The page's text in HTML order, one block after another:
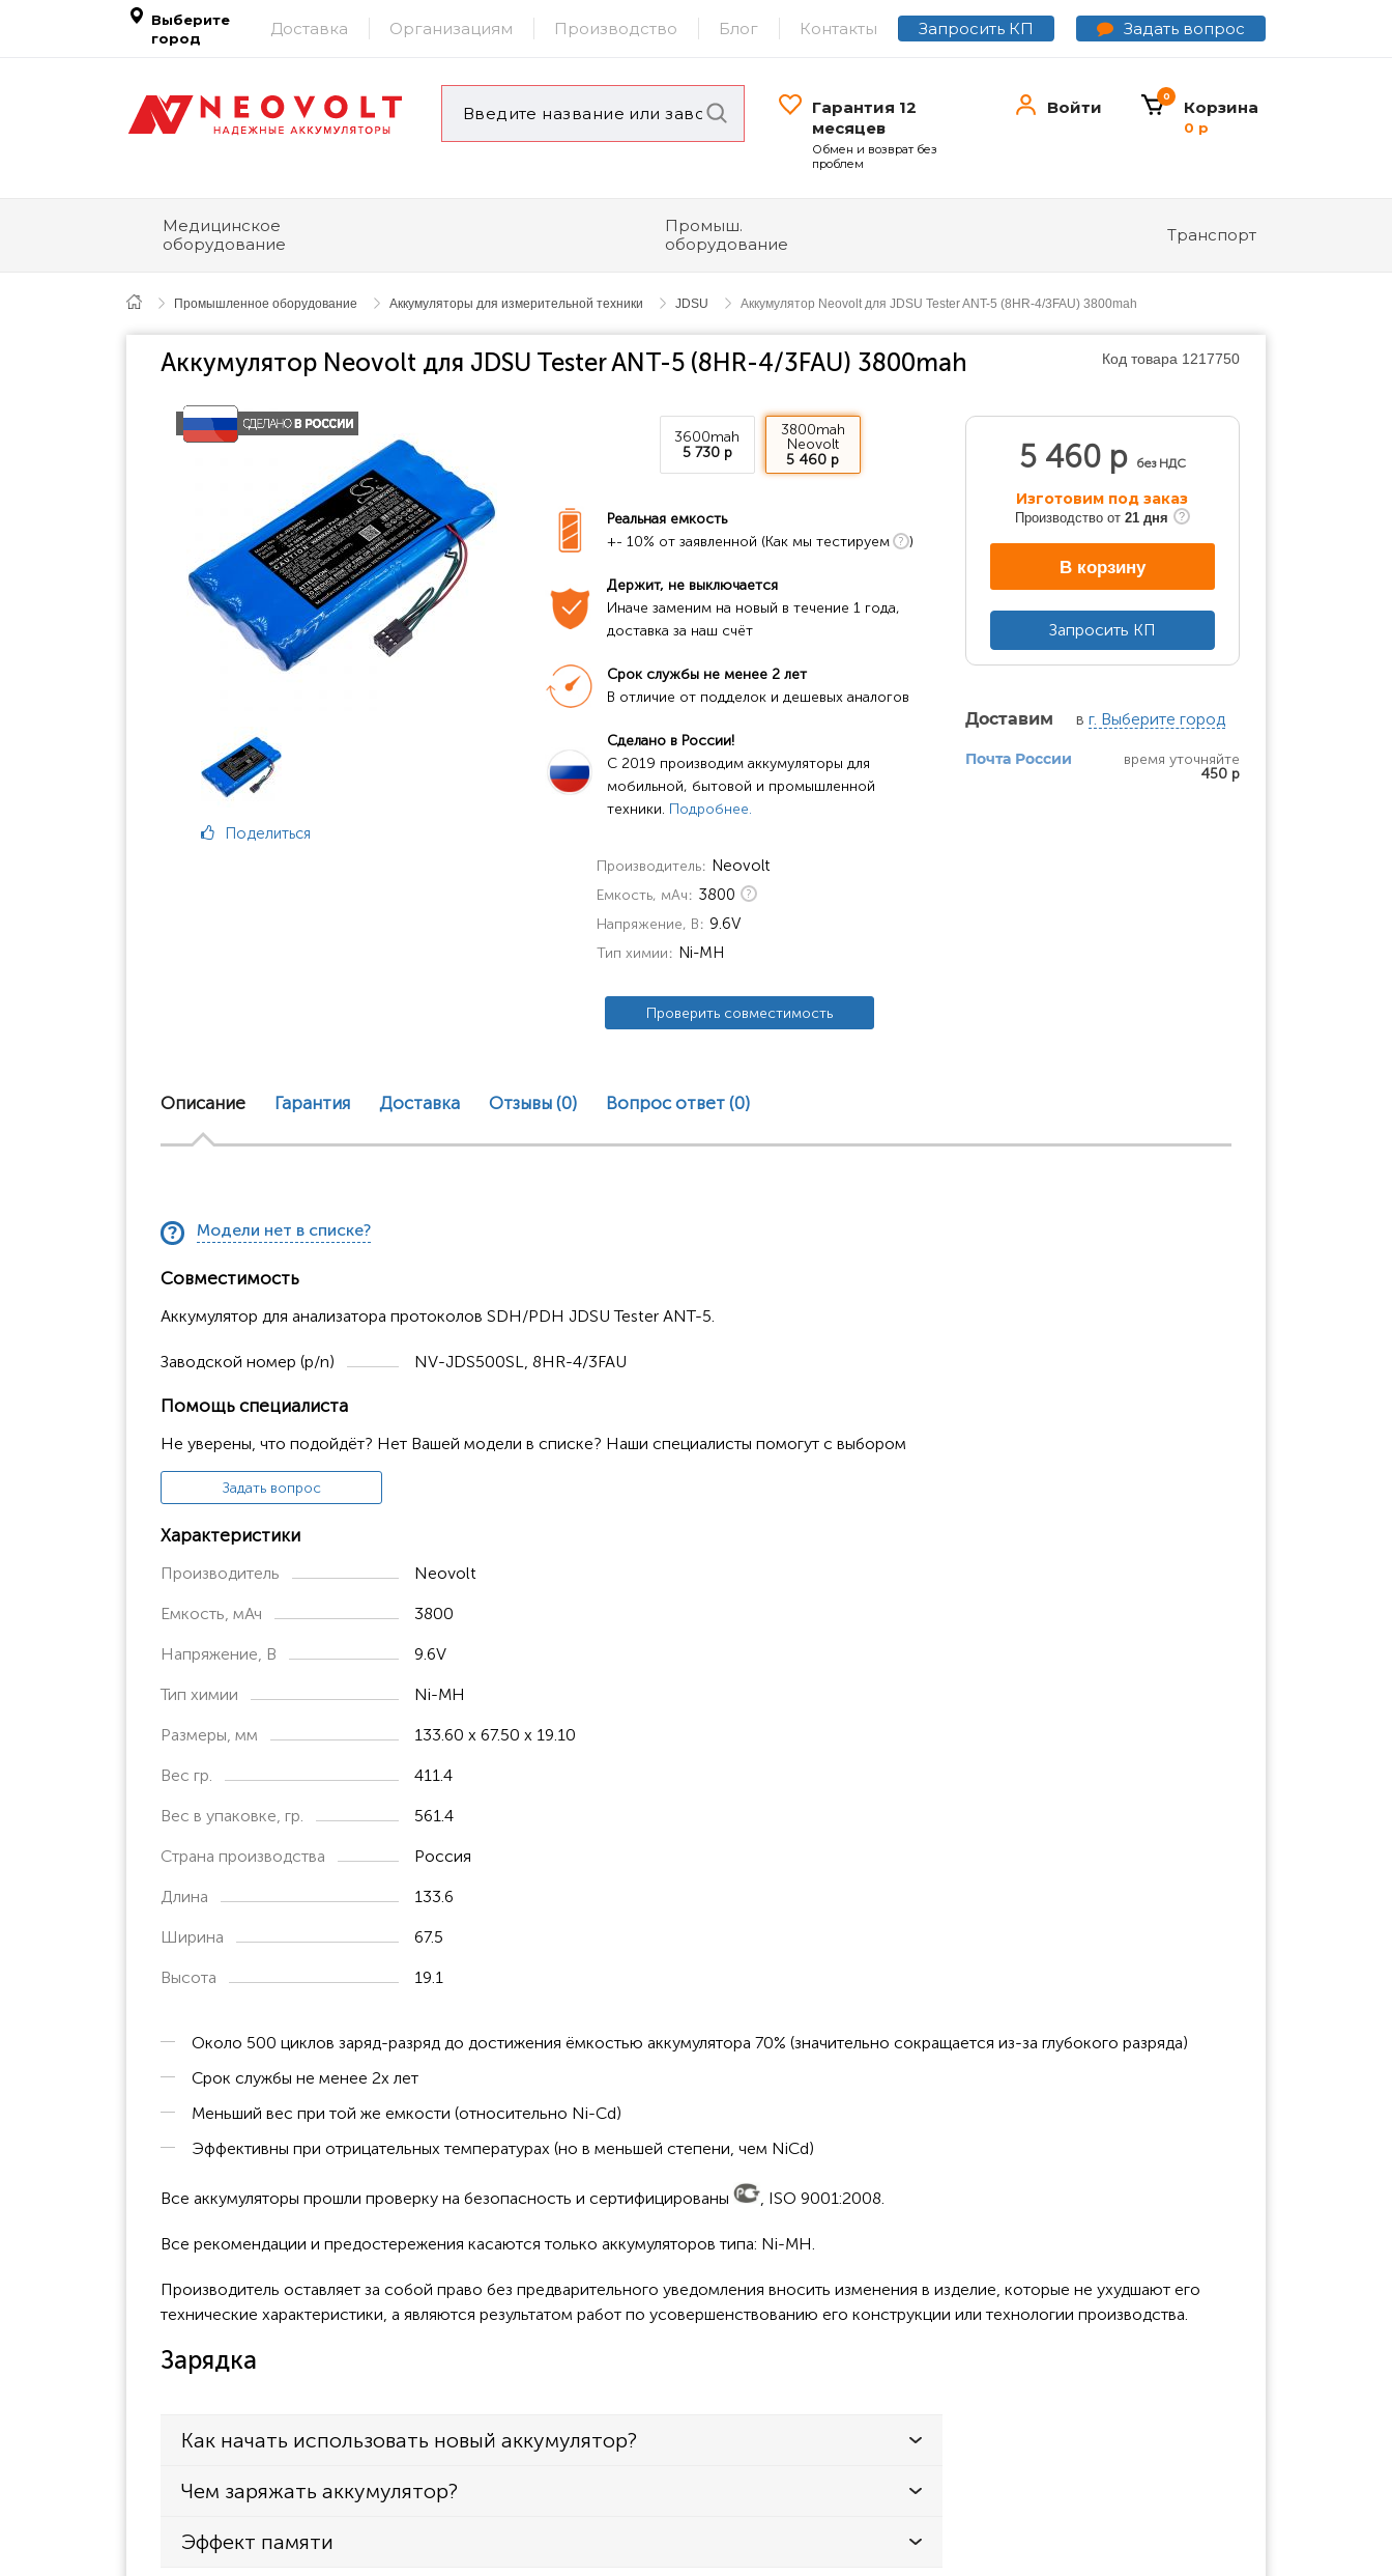
Выберите
город
Доставка Организациям Производство Блог Контакты Запросить КП Задать вопрос
Гарантия 12
месяцев
Обмен и возврат без
проблем
Войти Корзина
0
0 р
Медицинское
оборудование
Промыш.
оборудование
Транспорт
Промышленное оборудование Аккумуляторы для измерительной техники JDSU Аккумулятор Neovolt для JDSU Tester ANT-5 (8HR-4/3FAU) 3800mah
Аккумулятор Neovolt для JDSU Tester ANT-5 (8HR-4/3FAU) 3800mah Код товара 1217750
Поделиться
3600mah
5 730 р
3800mah
Neovolt
5 460 р
Реальная емкость
+- 10% от заявленной (Как мы тестируем
)
Держит, не выключается
Иначе заменим на новый в течение 1 года,
доставка за наш счёт
Срок службы не менее 2 лет
В отличие от подделок и дешевых аналогов
Сделано в России!
C 2019 производим аккумуляторы для
мобильной, бытовой и промышленной
техники. Подробнее.
Производитель Neovolt
Емкость, мАч 3800
Напряжение, В 9.6V
Тип химии Ni-MH
Проверить совместимость
5 460 р без НДС
Изготовим под заказ
Производство от 21 дня
В корзину
Запросить КП
Доставим в г. Выберите город
Почта России
время уточняйте
450 р
Описание Гарантия Доставка Отзывы (0) Вопрос ответ (0)
Модели нет в списке?
Совместимость
Аккумулятор для анализатора протоколов SDH/PDH JDSU Tester ANT-5.
Заводской номер (p/n) NV-JDS500SL, 8HR-4/3FAU
Помощь специалиста
Не уверены, что подойдёт? Нет Вашей модели в списке? Наши специалисты помогут с выбором
Задать вопрос
Характеристики
Производитель Neovolt
Емкость, мАч 3800
Напряжение, В 9.6V
Тип химии Ni-MH
Размеры, мм 133.60 x 67.50 x 19.10
Вес гр. 411.4
Вес в упаковке, гр. 561.4
Страна производства Россия
Длина 133.6
Ширина 67.5
Высота 19.1
Около 500 циклов заряд-разряд до достижения ёмкостью аккумулятора 70% (значительно сокращается из-за глубокого разряда)
Срок службы не менее 2х лет
Меньший вес при той же емкости (относительно Ni-Cd)
Эффективны при отрицательных температурах (но в меньшей степени, чем NiCd)
Все аккумуляторы прошли проверку на безопасность и сертифицированы , ISO 9001:2008.
Все рекомендации и предостережения касаются только аккумуляторов типа: Ni-MH.
Производитель оставляет за собой право без предварительного уведомления вносить изменения в изделие, которые не ухудшают его
технические характеристики, а являются результатом работ по усовершенствованию его конструкции или технологии производства.
Зарядка
Как начать использовать новый аккумулятор?
Чем заряжать аккумулятор?
Эффект памяти